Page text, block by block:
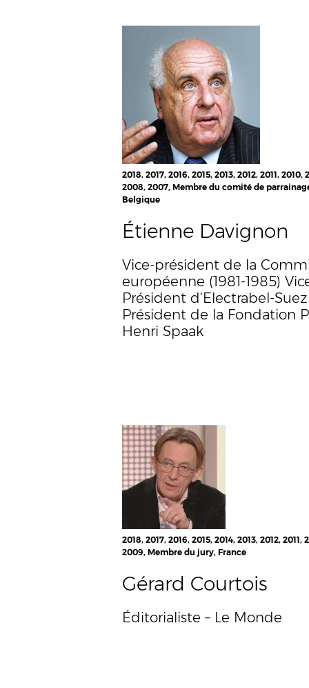
2018, 2017, 2016, 2015, 2013, 2012, 2011, 2010,
2008, 2007, Membre du comité de
Belgique
Étienne Davignon
Vice-président de la
européenne (1981-1985)
Président d’Electrabel-Suez
Président de la Fondation
Henri Spaak
2018, 2017, 2016, 2015, 2014, 2013, 2012, 2011,
2009, Membre du jury, France
Gérard Courtois
Éditorialiste – Le Monde